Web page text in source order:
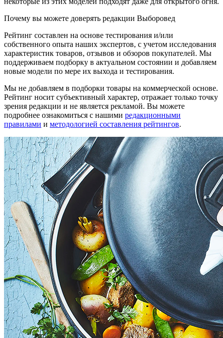
Почему вы можете доверять редакции Выборовед
Рейтинг составлен на основе тестирования и/или
собственного опыта наших экспертов, с учетом исследования
характеристик товаров, отзывов и обзоров покупателей. Мы
поддерживаем подборку в актуальном состоянии и добавляем
новые модели по мере их выхода и тестирования.
Мы не добавляем в подборки товары на коммерческой основе.
Рейтинг носит субъективный характер, отражает только точку
зрения редакции и не является рекламой. Вы можете
подробнее ознакомиться с нашими редакционными
правилами и методологией составления рейтингов.